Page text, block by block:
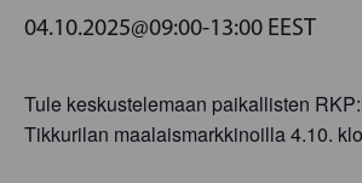
04.10.2025@09:00-13:00 EEST
Tule keskustelemaan paikallisten
Tikkurilan maalaismarkkinoilla 4.10.